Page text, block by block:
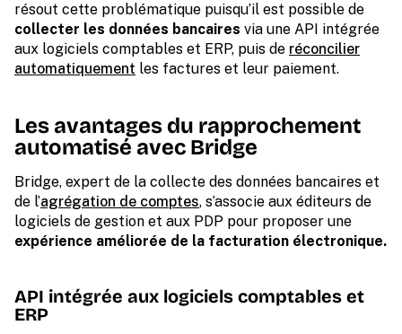
résout cette problématique puisqu’il est possible de
collecter les données bancaires via une API intégrée
aux logiciels comptables et ERP, puis de réconcilier
automatiquement les factures et leur paiement.
Les avantages du rapprochement
automatisé avec Bridge
Bridge, expert de la collecte des données bancaires et
de l’agrégation de comptes, s’associe aux éditeurs de
logiciels de gestion et aux PDP pour proposer une
expérience améliorée de la facturation électronique.
API intégrée aux logiciels comptables et
ERP